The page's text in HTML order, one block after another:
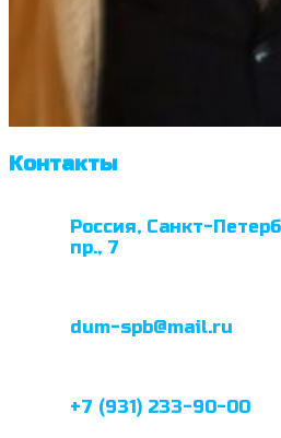
Контакты
Россия, Санкт-
пр., 7
dum-spb@mail.ru
+7 (931) 233-90-00